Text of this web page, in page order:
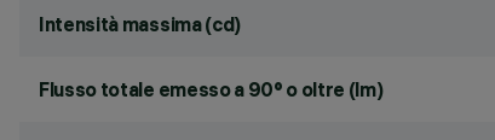
Intensità massima (cd)
Flusso totale emesso a 90° o oltre (lm)